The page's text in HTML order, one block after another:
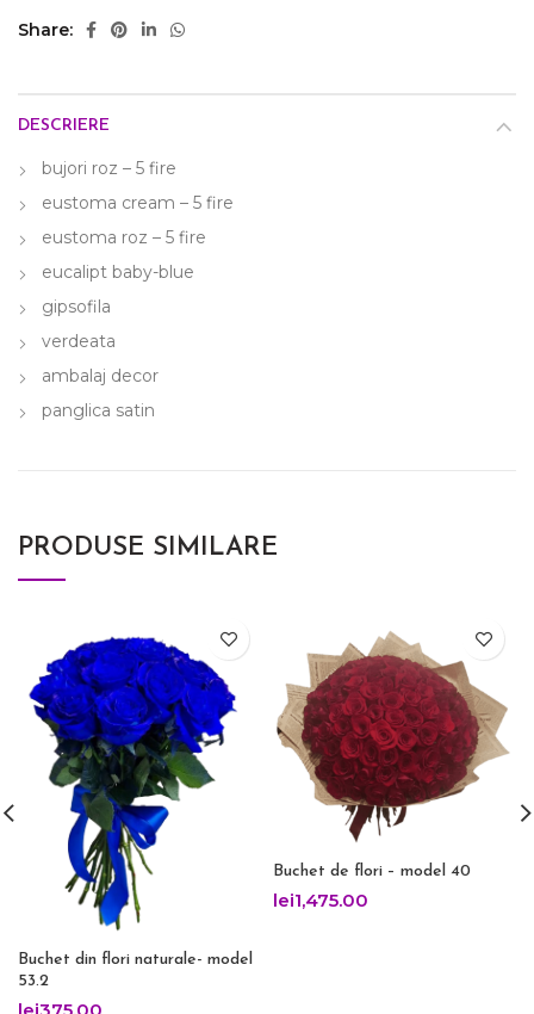
Share
DESCRIERE
bujori roz – 5 fire
eustoma cream – 5 fire
eustoma roz – 5 fire
eucalipt baby-blue
gipsofila
verdeata
ambalaj decor
panglica satin
PRODUSE SIMILARE
Buchet din flori naturale- model
53.2
Buchet de flori – model 40
lei1,475.00